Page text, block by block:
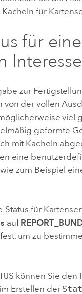
Kacheln für
für
zur
von der vollen
viel
geformte
mit Kacheln
eine
zum Beispiel
Status für
auf
fest, um zu
können Sie den
Erstellen der